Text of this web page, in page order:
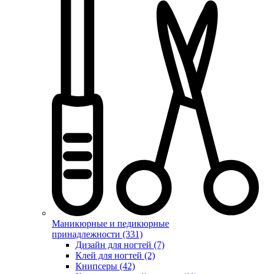
Маникюрные и педикюрные
принадлежности (331)
Дизайн для ногтей (7)
Клей для ногтей (2)
Книпсеры (42)